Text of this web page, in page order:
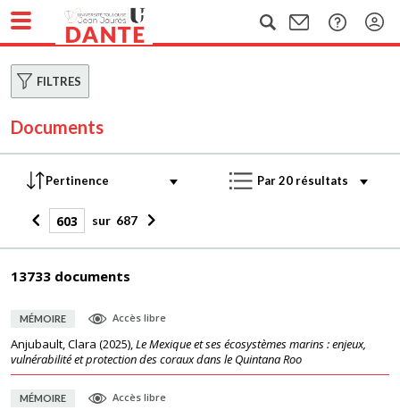
FILTRES
Documents
sur 687
13733 documents
MÉMOIRE Accès libre
Anjubault, Clara (2025),Le Mexique et ses écosystèmes marins : enjeux,
vulnérabilité et protection des coraux dans le Quintana Roo
MÉMOIRE Accès libre